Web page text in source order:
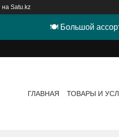
на Satu.kz
🍽 Большой
ГЛАВНАЯ ТОВАРЫ И